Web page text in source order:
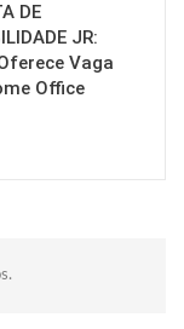
DE
JR:
Vaga
Office